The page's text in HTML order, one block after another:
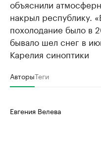
объяснили
накрыл республику.
похолодание было в
бывало шел снег в
Карелия синоптики
АвторыТеги
Евгения Велева